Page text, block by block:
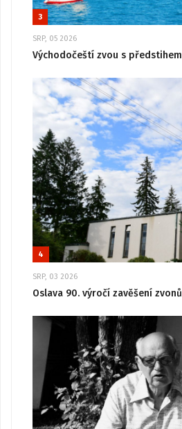
3
SRP, 05 2026
Východočeští zvou s
4
SRP, 03 2026
Oslava 90. výročí zavěšení